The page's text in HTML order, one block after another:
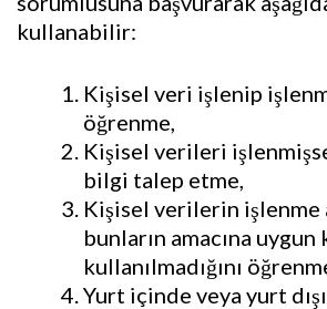
kullanabilir:
Kişisel veri işlenip
öğrenme,
Kişisel verileri
bilgi talep etme,
Kişisel verilerin işlenme
bunların amacına uygun
kullanılmadığını
Yurt içinde veya yurt